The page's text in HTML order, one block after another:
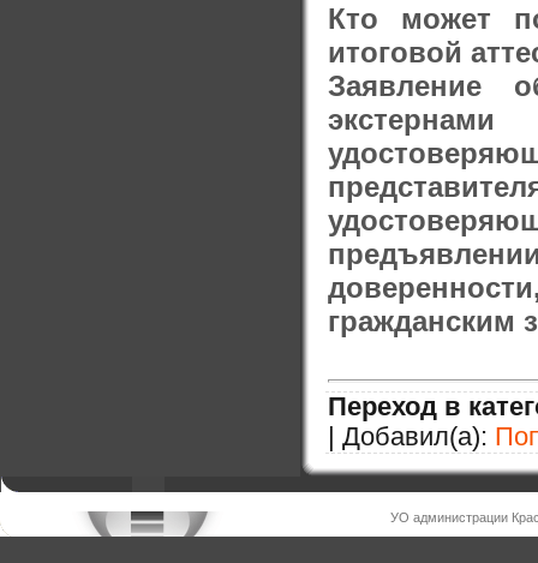
Кто может
итоговой
Заявление
гражданским
Переход в
| Добавил(а):
УО администрации